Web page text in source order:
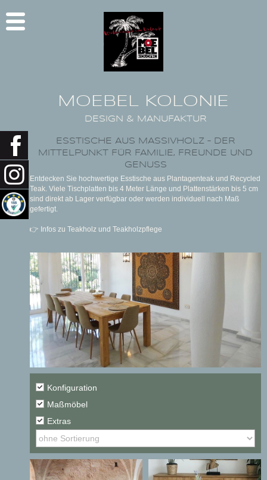
MOEBEL KOLONIE
DESIGN & MANUFAKTUR
ESSTISCHE AUS MASSIVHOLZ – DER
MITTELPUNKT FÜR FAMILIE, FREUNDE UND
GENUSS
Entdecken Sie hochwertige Esstische aus Plantagenteak und Recycled
Teak. Viele Tischplatten bis 4 Meter Länge und Plattenstärken bis 5 cm
sind direkt ab Lager verfügbar oder werden individuell nach Maß
gefertigt.
👉 Infos zu Teakholz und Teakholzpflege
Konfiguration
Maßmöbel
Extras